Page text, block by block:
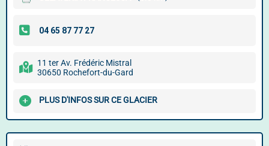
11 ter Av. Frédéric Mistral
30650 Rochefort-du-Gard
PLUS D'INFOS SUR CE GLACIER